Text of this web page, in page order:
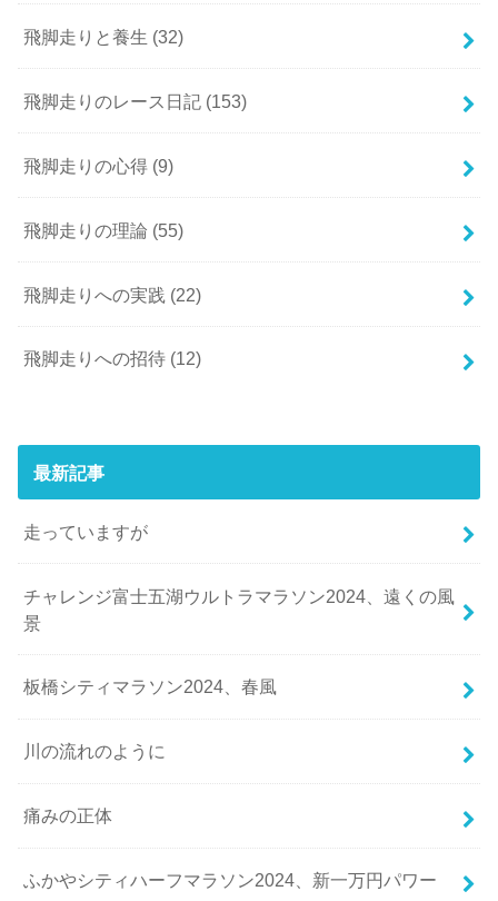
飛脚走りと養生 (32)
飛脚走りのレース日記 (153)
飛脚走りの心得 (9)
飛脚走りの理論 (55)
飛脚走りへの実践 (22)
飛脚走りへの招待 (12)
最新記事
走っていますが
チャレンジ富士五湖ウルトラマラソン2024、遠くの風
景
板橋シティマラソン2024、春風
川の流れのように
痛みの正体
ふかやシティハーフマラソン2024、新一万円パワー